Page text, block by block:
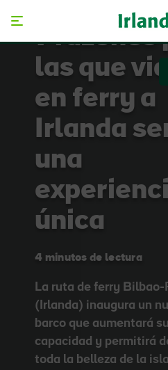
Me gusta
7 razones
las que
en ferry a
Irlanda
una
única
4 minutos de lectura
La ruta de ferry Bilbao-
(Irlanda) inaugura un
barco que aumentará su
capacidad y permitirá
toda la belleza de la